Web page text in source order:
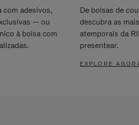
com adesivos,
— ou
à bolsa com
De bolsas de
descubra as
atemporais da
presentear.
EXPLORE